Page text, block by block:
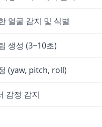
얼굴 감지 및 식별
생성 (3~10초)
(yaw, pitch, roll)
감정 감지